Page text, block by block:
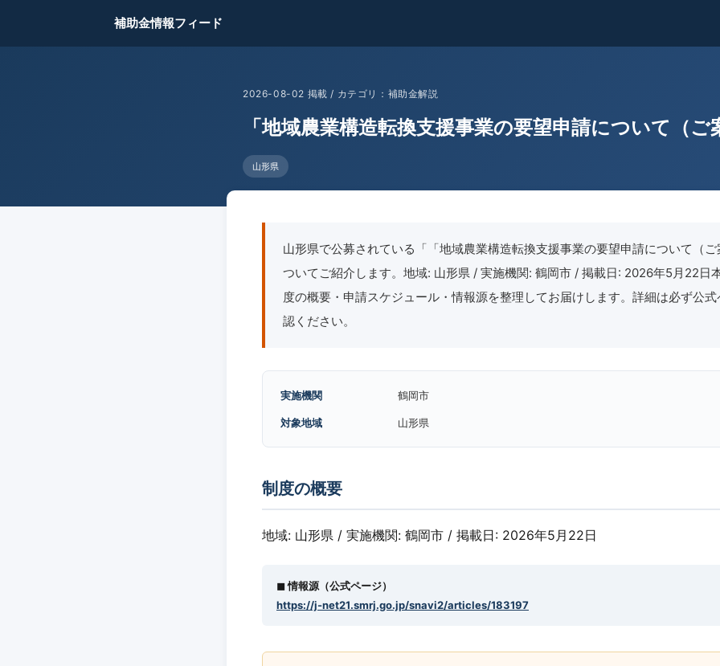
補助金情報フィード
2026-08-02 掲載 / カテゴリ：補助金解説
「地域農業構造転換支援事業の要望申請について（ご
山形県
山形県で公募されている「「地域農業構造転換支援事業の要望申請について（
ついてご紹介します。地域: 山形県 / 実施機関: 鶴岡市 / 掲載日: 2026年5月22日
度の概要・申請スケジュール・情報源を整理してお届けします。詳細は必ず公
認ください。
実施機関 鶴岡市
対象地域 山形県
制度の概要
地域: 山形県 / 実施機関: 鶴岡市 / 掲載日: 2026年5月22日
◼︎ 情報源（公式ページ）
https://j-net21.smrj.go.jp/snavi2/articles/183197